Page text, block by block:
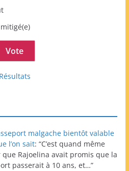
Résultats
malgache bientôt valable
l’on sait: “C’est quand même
Rajoelina avait promis que la
passerait à 10 ans, et…”